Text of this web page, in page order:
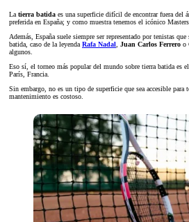
La tierra batida es una superficie difícil de encontrar fuera del
preferida en España; y como muestra tenemos el icónico
Además, España suele siempre ser representado por tenistas
batida, caso de la leyenda Rafa Nadal Juan Carlos Ferrero o
algunos.
Eso sí, el torneo más popular del mundo sobre tierra batida es el
París, Francia.
Sin embargo, no es un tipo de superficie que sea accesible
mantenimiento es costoso.